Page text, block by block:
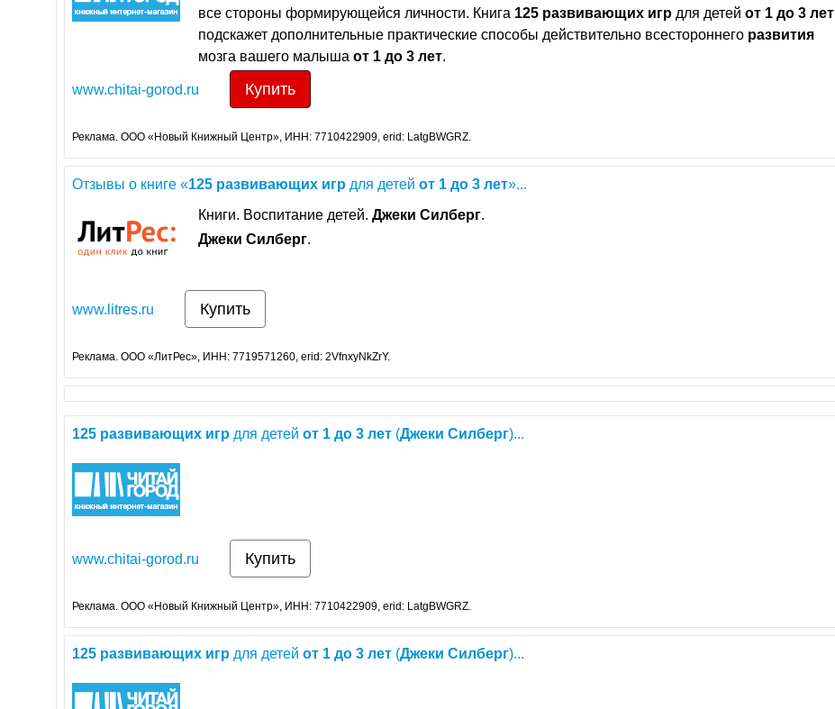
все стороны формирующейся личности. Книга 125 развивающих игр для детей от 1 до 3 лет
подскажет дополнительные практические способы действительно всестороннего развития
мозга вашего малыша от 1 до 3 лет.
www.chitai-gorod.ru Купить
Реклама. ООО «Новый Книжный Центр», ИНН: 7710422909, erid: LatgBWGRZ.
Отзывы о книге «125 развивающих игр для детей от 1 до 3 лет»...
Книги. Воспитание детей. Джеки Силберг.
Джеки Силберг.
www.litres.ru Купить
Реклама. ООО «ЛитРес», ИНН: 7719571260, erid: 2VfnxyNkZrY.
125 развивающих игр для детей от 1 до 3 лет (Джеки Силберг)...
www.chitai-gorod.ru Купить
Реклама. ООО «Новый Книжный Центр», ИНН: 7710422909, erid: LatgBWGRZ.
125 развивающих игр для детей от 1 до 3 лет (Джеки Силберг)...